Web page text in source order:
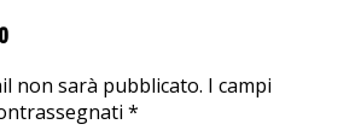
non sarà pubblicato. I campi
*